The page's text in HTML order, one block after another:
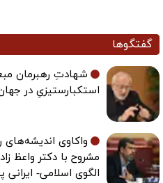
گفتگوها
شهادتِ رهبرمان
استکبارستیزیِ در
واکاوی
مشروح با دکتر واعظ
الگوی اسلامی-